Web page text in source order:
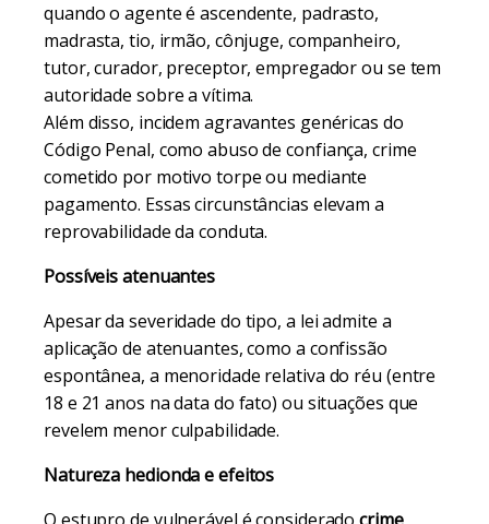
quando o agente é ascendente, padrasto,
madrasta, tio, irmão, cônjuge, companheiro,
tutor, curador, preceptor, empregador ou se tem
autoridade sobre a vítima.
Além disso, incidem agravantes genéricas do
Código Penal, como abuso de confiança, crime
cometido por motivo torpe ou mediante
pagamento. Essas circunstâncias elevam a
reprovabilidade da conduta.
Possíveis atenuantes
Apesar da severidade do tipo, a lei admite a
aplicação de atenuantes, como a confissão
espontânea, a menoridade relativa do réu (entre
18 e 21 anos na data do fato) ou situações que
revelem menor culpabilidade.
Natureza hedionda e efeitos